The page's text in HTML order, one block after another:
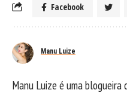
Facebook
Manu Luize
Manu Luize é uma blogueira